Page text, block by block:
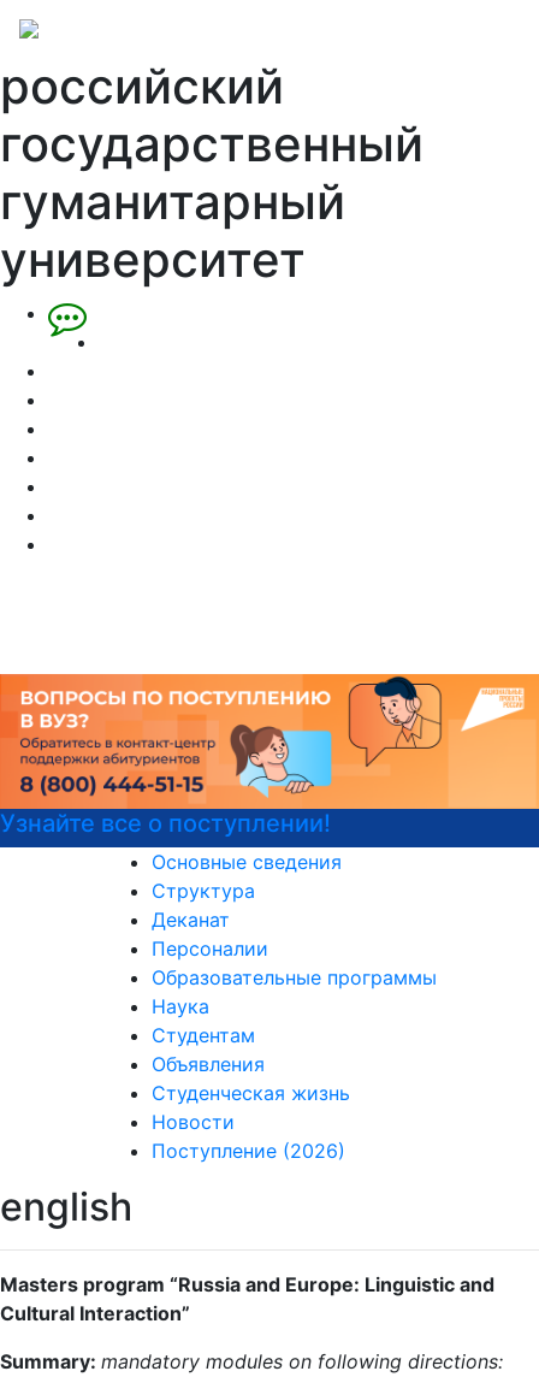
российский
государственный
гуманитарный
университет
Детали программы
Основные сведения
Структура
Деканат
Персоналии
Образовательные программы
Наука
Студентам
Объявления
Студенческая жизнь
Новости
Поступление (2026)
english
Masters program “Russia and Europe: Linguistic and
Cultural Interaction”
Summary: mandatory modules on following directions: